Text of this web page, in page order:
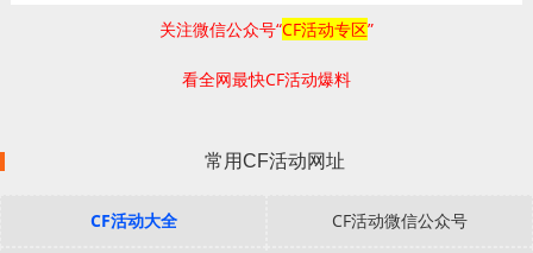
关注微信公众号“CF活动专区”
看全网最快CF活动爆料
常用CF活动网址
CF活动大全 CF活动微信公众号